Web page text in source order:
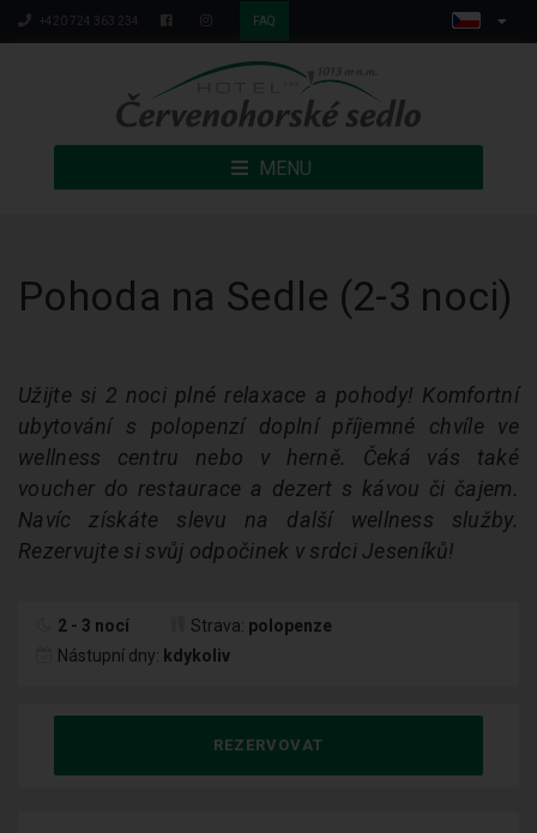
+420 724 363 234 FAQ
MENU
Pohoda na Sedle (2-3 noci)
Užijte si 2 noci plné relaxace a pohody! Komfortní
ubytování s polopenzí doplní příjemné chvíle ve
wellness centru nebo v herně. Čeká vás také
voucher do restaurace a dezert s kávou či čajem.
Navíc získáte slevu na další wellness služby.
Rezervujte si svůj odpočinek v srdci Jeseníků!
2 - 3 nocí Strava: polopenze
Nástupní dny: kdykoliv
REZERVOVAT